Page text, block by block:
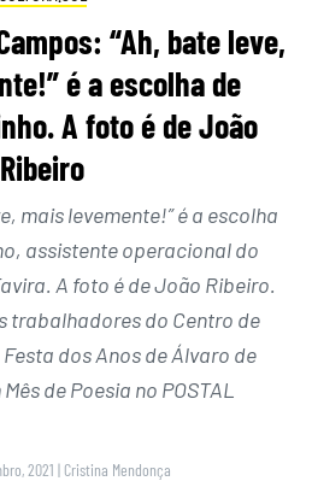
“Ah, bate leve,
é a escolha de
A foto é de João
Ribeiro
mais levemente!” é a escolha
assistente operacional do
A foto é de João Ribeiro.
trabalhadores do Centro de
dos Anos de Álvaro de
de Poesia no POSTAL
2021 | Cristina Mendonça